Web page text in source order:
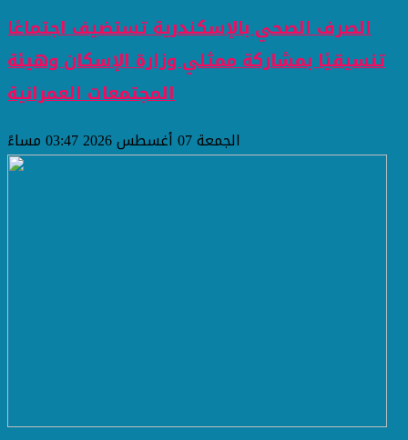
الصرف الصحي بالإسكندرية تستضيف اجتماعًا
تنسيقيًا بمشاركة ممثلي وزارة الإسكان وهيئة
المجتمعات العمرانية
الجمعة 07 أغسطس 2026 03:47 مساءً